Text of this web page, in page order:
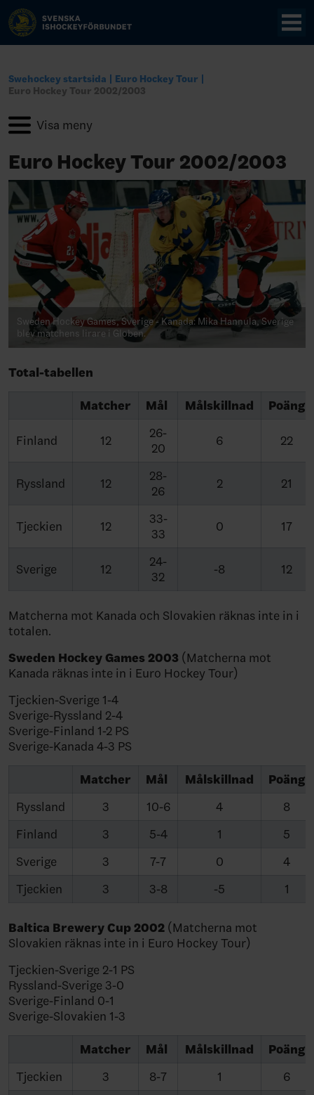
Swehockey startsida
Euro Hockey Tour
Euro Hockey Tour 2002/2003
Euro Hockey Tour 2002/2003
Sweden Hockey Games, Sverige - Kanada: Mika Hannula, Sverige
blev matchens lirare i Globen.
Total-tabellen
Matcher Mål Målskillnad Poäng
Finland 12
26-
20
6 22
Ryssland 12
28-
26
2 21
Tjeckien 12
33-
33
0 17
Sverige 12
24-
32
-8 12
Matcherna mot Kanada och Slovakien räknas inte in i
totalen.
Sweden Hockey Games 2003 (Matcherna mot
Kanada räknas inte in i Euro Hockey Tour)
Tjeckien-Sverige 1-4
Sverige-Ryssland 2-4
Sverige-Finland 1-2 PS
Sverige-Kanada 4-3 PS
Matcher Mål Målskillnad
Poäng
Ryssland
3 10-6 4
8
Finland
3 5-4 1
5
Sverige
3 7-7 0
4
Tjeckien
3 3-8 -5 1
Baltica Brewery Cup 2002 (Matcherna mot
Slovakien räknas inte in i Euro Hockey Tour)
Tjeckien-Sverige 2-1 PS
Ryssland-Sverige 3-0
Sverige-Finland 0-1
Sverige-Slovakien 1-3
Matcher Mål Målskillnad
Poäng
Tjeckien
3 8-7 1
6